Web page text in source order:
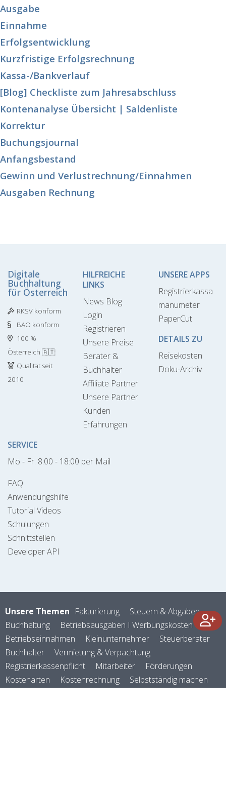
Ausgabe
Einnahme
Erfolgsentwicklung
Kurzfristige Erfolgsrechnung
Kassa-/Bankverlauf
[Blog] Checkliste zum Jahresabschluss
Kontenanalyse Übersicht | Saldenliste
Korrektur
Buchungsjournal
Anfangsbestand
Gewinn und Verlustrechnung/Einnahmen
Ausgaben Rechnung
Digitale
Buchhaltung
für Österreich
RKSV konform
BAO konform
100 %
Österreich 🇦🇹
Qualität seit
2010
HILFREICHE
LINKS
News Blog
Login
Registrieren
Unsere Preise
Berater &
Buchhalter
Affiliate Partner
Unsere Partner
Kunden
Erfahrungen
UNSERE APPS
Registrierkassa
manumeter
PaperCut
DETAILS ZU
Reisekosten
Doku-Archiv
SERVICE
Mo - Fr. 8:00 - 18:00 per Mail
FAQ
Anwendungshilfe
Tutorial Videos
Schulungen
Schnittstellen
Developer API
Unsere Themen Fakturierung
Steuern & Abgaben
Buchhaltung
Betriebsausgaben I Werbungskosten
Betriebseinnahmen
Kleinunternehmer
Steuerberater
Buchhalter
Vermietung & Verpachtung
Registrierkassenpflicht
Mitarbeiter
Förderungen
Kostenarten
Kostenrechnung
Selbstständig machen